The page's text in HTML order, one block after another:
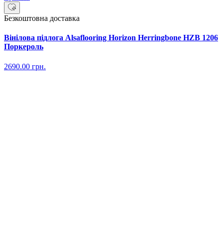
Безкоштовна доставка
Вінілова підлога Alsaflooring Horizon Herringbone HZB 1206
Поркероль
2690.00 грн.